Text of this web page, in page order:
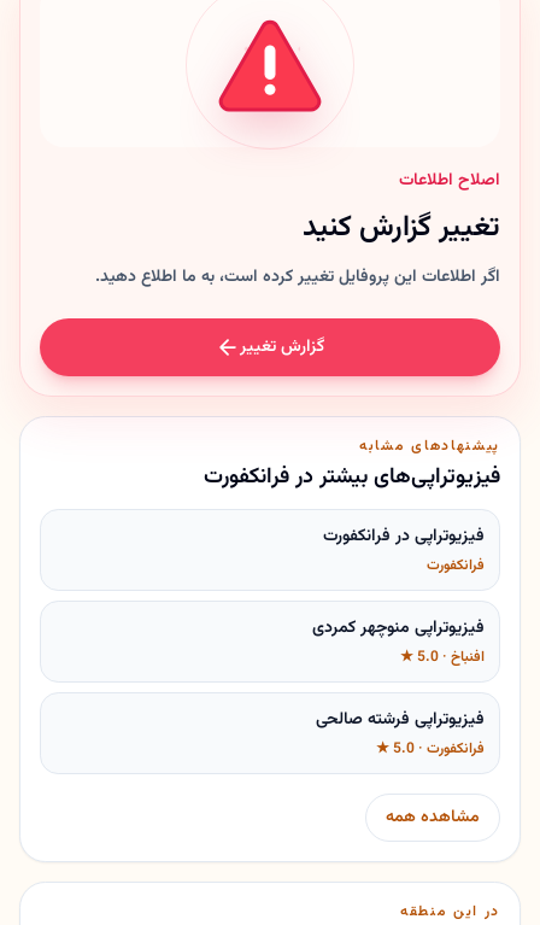
اصلاح اطلاعات
تغییر گزارش کنید
اگر اطلاعات این پروفایل تغییر کرده است، به ما اطلاع دهید.
گزارش تغییر
پیشنهادهای مشابه
فیزیوتراپی‌های بیشتر در فرانکفورت
فیزیوتراپی در فرانکفورت
فرانکفورت
فیزیوتراپی منوچهر کمردی
افنباخ · 5.0 ★
فیزیوتراپی فرشته صالحی
فرانکفورت · 5.0 ★
مشاهده همه
در این منطقه